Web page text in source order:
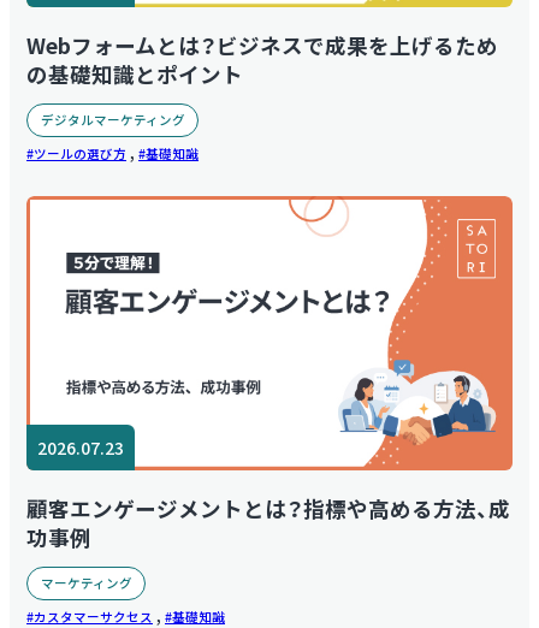
Webフォームとは？ビジネスで成果を上げるため
の基礎知識とポイント
デジタルマーケティング
ツールの選び方 , 基礎知識
2026.07.23
顧客エンゲージメントとは？指標や高める方法、成
功事例
マーケティング
カスタマーサクセス , 基礎知識